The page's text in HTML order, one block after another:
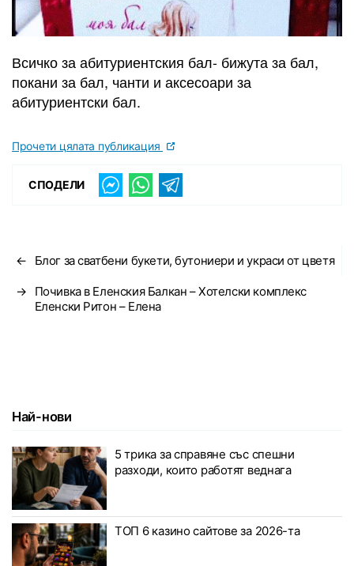
Всичко за абитуриентския бал- бижута за бал,
покани за бал, чанти и аксесоари за
абитуриентски бал.
Прочети цялата публикация
СПОДЕЛИ
← Блог за сватбени букети, бутониери и украси от цветя
→
Почивка в Еленския Балкан – Хотелски комплекс
Еленски Ритон – Елена
Най-нови
5 трика за справяне със спешни
разходи, които работят веднага
ТОП 6 казино сайтове за 2026-та